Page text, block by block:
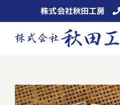
to
content
株式会社秋田工房